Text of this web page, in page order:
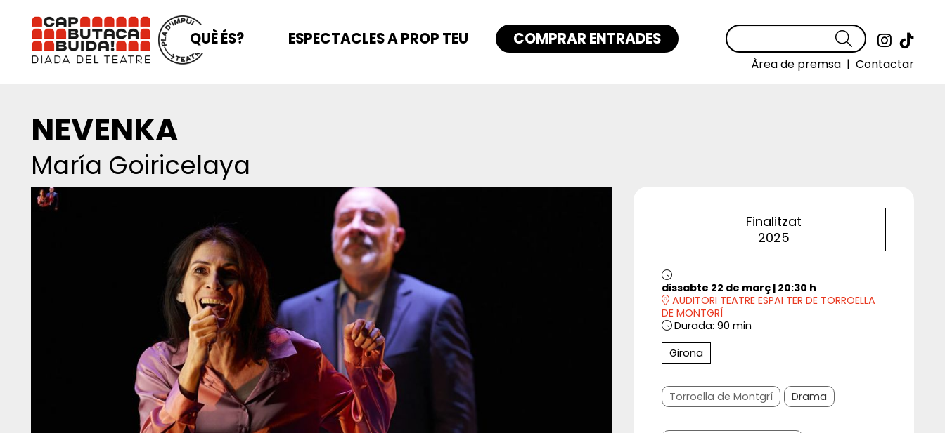
Link a
Cercar
Àrea de premsa | Contactar
QUÈ ÉS? ESPECTACLES A PROP TEU COMPRAR ENTRADES
NEVENKA
María Goiricelaya
Finalitzat
2025
dissabte 22 de març | 20:30 h
AUDITORI TEATRE ESPAI TER DE TORROELLA
DE MONTGRÍ
Durada: 90 min
Girona
Torroella de Montgrí Drama